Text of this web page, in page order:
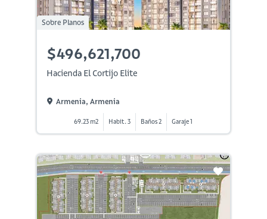
Sobre Planos
$496,621,700
Hacienda El Cortijo Elite
Armenia, Armenia
69.23 m2 Habit. 3 Baños 2 Garaje 1